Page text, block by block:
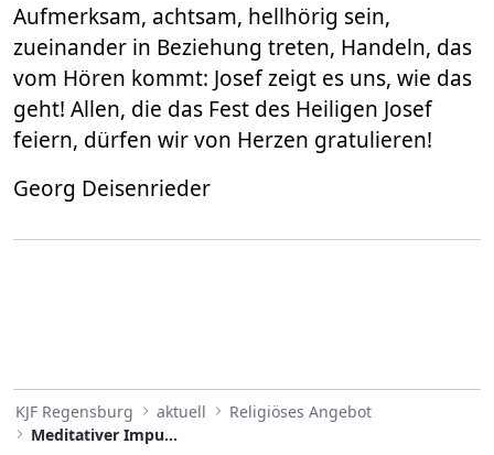
Aufmerksam, achtsam, hellhörig sein,
zueinander in Beziehung treten, Handeln, das
vom Hören kommt: Josef zeigt es uns, wie das
geht! Allen, die das Fest des Heiligen Josef
feiern, dürfen wir von Herzen gratulieren!
Georg Deisenrieder
KJF Regensburg aktuell
Religiöses Angebot
Meditativer Impuls März 2024